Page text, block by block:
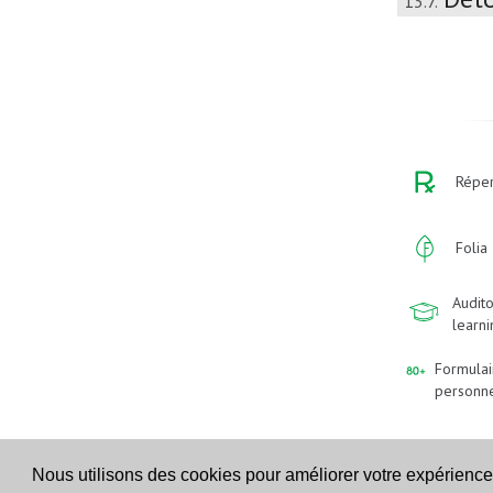
Nous utilisons des cookies pour améliorer votre
Folia